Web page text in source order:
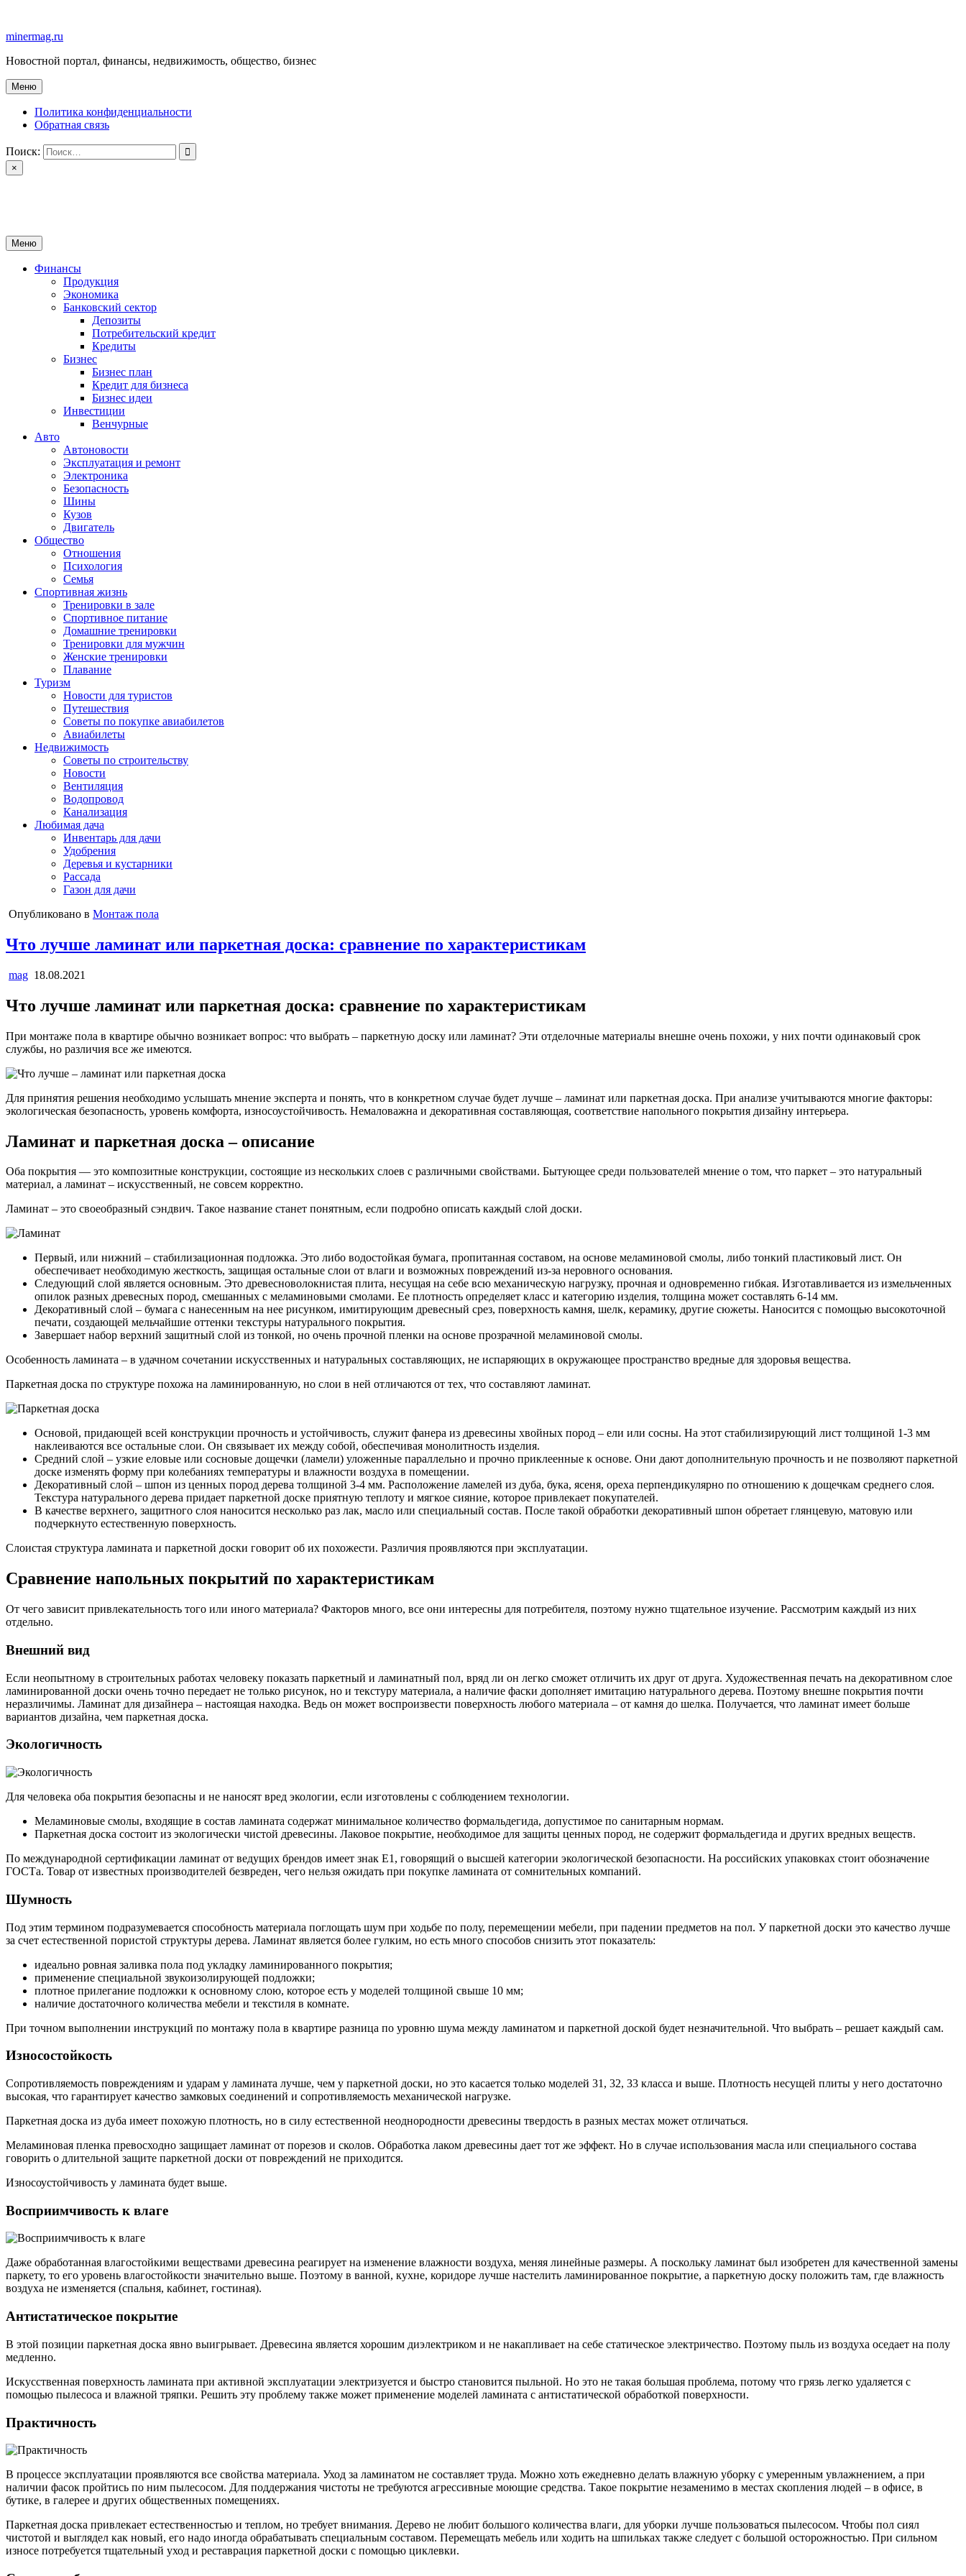
содержимому
minermag.ru
Новостной портал, финансы, недвижимость, общество, бизнес
Меню
Политика конфиденциальности
Обратная связь
Поиск:
×
Меню
Финансы
Продукция
Экономика
Банковский сектор
Депозиты
Потребительский кредит
Кредиты
Бизнес
Бизнес план
Кредит для бизнеса
Бизнес идеи
Инвестиции
Венчурные
Авто
Автоновости
Эксплуатация и ремонт
Электроника
Безопасность
Шины
Кузов
Двигатель
Общество
Отношения
Психология
Семья
Спортивная жизнь
Тренировки в зале
Спортивное питание
Домашние тренировки
Тренировки для мужчин
Женские тренировки
Плавание
Туризм
Новости для туристов
Путешествия
Советы по покупке авиабилетов
Авиабилеты
Недвижимость
Советы по строительству
Новости
Вентиляция
Водопровод
Канализация
Любимая дача
Инвентарь для дачи
Удобрения
Деревья и кустарники
Рассада
Газон для дачи
Опубликовано в Монтаж пола
Что лучше ламинат или паркетная доска: сравнение по характеристикам
mag 18.08.2021
Что лучше ламинат или паркетная доска: сравнение по характеристикам
При монтаже пола в квартире обычно возникает вопрос: что выбрать – паркетную доску или ламинат? Эти отделочные материалы внешне очень похожи, у них почти одинаковый срок
службы, но различия все же имеются.
Для принятия решения необходимо услышать мнение эксперта и понять, что в конкретном случае будет лучше – ламинат или паркетная доска. При анализе учитываются многие факторы:
экологическая безопасность, уровень комфорта, износоустойчивость. Немаловажна и декоративная составляющая, соответствие напольного покрытия дизайну интерьера.
Ламинат и паркетная доска – описание
Оба покрытия — это композитные конструкции, состоящие из нескольких слоев с различными свойствами. Бытующее среди пользователей мнение о том, что паркет – это натуральный
материал, а ламинат – искусственный, не совсем корректно.
Ламинат – это своеобразный сэндвич. Такое название станет понятным, если подробно описать каждый слой доски.
Первый, или нижний – стабилизационная подложка. Это либо водостойкая бумага, пропитанная составом, на основе меламиновой смолы, либо тонкий пластиковый лист. Он
обеспечивает необходимую жесткость, защищая остальные слои от влаги и возможных повреждений из-за неровного основания.
Следующий слой является основным. Это древесноволокнистая плита, несущая на себе всю механическую нагрузку, прочная и одновременно гибкая. Изготавливается из измельченных
опилок разных древесных пород, смешанных с меламиновыми смолами. Ее плотность определяет класс и категорию изделия, толщина может составлять 6-14 мм.
Декоративный слой – бумага с нанесенным на нее рисунком, имитирующим древесный срез, поверхность камня, шелк, керамику, другие сюжеты. Наносится с помощью высокоточной
печати, создающей мельчайшие оттенки текстуры натурального покрытия.
Завершает набор верхний защитный слой из тонкой, но очень прочной пленки на основе прозрачной меламиновой смолы.
Особенность ламината – в удачном сочетании искусственных и натуральных составляющих, не испаряющих в окружающее пространство вредные для здоровья вещества.
Паркетная доска по структуре похожа на ламинированную, но слои в ней отличаются от тех, что составляют ламинат.
Основой, придающей всей конструкции прочность и устойчивость, служит фанера из древесины хвойных пород – ели или сосны. На этот стабилизирующий лист толщиной 1-3 мм
наклеиваются все остальные слои. Он связывает их между собой, обеспечивая монолитность изделия.
Средний слой – узкие еловые или сосновые дощечки (ламели) уложенные параллельно и прочно приклеенные к основе. Они дают дополнительную прочность и не позволяют паркетной
доске изменять форму при колебаниях температуры и влажности воздуха в помещении.
Декоративный слой – шпон из ценных пород дерева толщиной 3-4 мм. Расположение ламелей из дуба, бука, ясеня, ореха перпендикулярно по отношению к дощечкам среднего слоя.
Текстура натурального дерева придает паркетной доске приятную теплоту и мягкое сияние, которое привлекает покупателей.
В качестве верхнего, защитного слоя наносится несколько раз лак, масло или специальный состав. После такой обработки декоративный шпон обретает глянцевую, матовую или
подчеркнуто естественную поверхность.
Слоистая структура ламината и паркетной доски говорит об их похожести. Различия проявляются при эксплуатации.
Сравнение напольных покрытий по характеристикам
От чего зависит привлекательность того или иного материала? Факторов много, все они интересны для потребителя, поэтому нужно тщательное изучение. Рассмотрим каждый из них
отдельно.
Внешний вид
Если неопытному в строительных работах человеку показать паркетный и ламинатный пол, вряд ли он легко сможет отличить их друг от друга. Художественная печать на декоративном слое
ламинированной доски очень точно передает не только рисунок, но и текстуру материала, а наличие фаски дополняет имитацию натурального дерева. Поэтому внешне покрытия почти
неразличимы. Ламинат для дизайнера – настоящая находка. Ведь он может воспроизвести поверхность любого материала – от камня до шелка. Получается, что ламинат имеет больше
вариантов дизайна, чем паркетная доска.
Экологичность
Для человека оба покрытия безопасны и не наносят вред экологии, если изготовлены с соблюдением технологии.
Меламиновые смолы, входящие в состав ламината содержат минимальное количество формальдегида, допустимое по санитарным нормам.
Паркетная доска состоит из экологически чистой древесины. Лаковое покрытие, необходимое для защиты ценных пород, не содержит формальдегида и других вредных веществ.
По международной сертификации ламинат от ведущих брендов имеет знак Е1, говорящий о высшей категории экологической безопасности. На российских упаковках стоит обозначение
ГОСТа. Товар от известных производителей безвреден, чего нельзя ожидать при покупке ламината от сомнительных компаний.
Шумность
Под этим термином подразумевается способность материала поглощать шум при ходьбе по полу, перемещении мебели, при падении предметов на пол. У паркетной доски это качество лучше
за счет естественной пористой структуры дерева. Ламинат является более гулким, но есть много способов снизить этот показатель:
идеально ровная заливка пола под укладку ламинированного покрытия;
применение специальной звукоизолирующей подложки;
плотное прилегание подложки к основному слою, которое есть у моделей толщиной свыше 10 мм;
наличие достаточного количества мебели и текстиля в комнате.
При точном выполнении инструкций по монтажу пола в квартире разница по уровню шума между ламинатом и паркетной доской будет незначительной. Что выбрать – решает каждый сам.
Износостойкость
Сопротивляемость повреждениям и ударам у ламината лучше, чем у паркетной доски, но это касается только моделей 31, 32, 33 класса и выше. Плотность несущей плиты у него достаточно
высокая, что гарантирует качество замковых соединений и сопротивляемость механической нагрузке.
Паркетная доска из дуба имеет похожую плотность, но в силу естественной неоднородности древесины твердость в разных местах может отличаться.
Меламиновая пленка превосходно защищает ламинат от порезов и сколов. Обработка лаком древесины дает тот же эффект. Но в случае использования масла или специального состава
говорить о длительной защите паркетной доски от повреждений не приходится.
Износоустойчивость у ламината будет выше.
Восприимчивость к влаге
Даже обработанная влагостойкими веществами древесина реагирует на изменение влажности воздуха, меняя линейные размеры. А поскольку ламинат был изобретен для качественной замены
паркету, то его уровень влагостойкости значительно выше. Поэтому в ванной, кухне, коридоре лучше настелить ламинированное покрытие, а паркетную доску положить там, где влажность
воздуха не изменяется (спальня, кабинет, гостиная).
Антистатическое покрытие
В этой позиции паркетная доска явно выигрывает. Древесина является хорошим диэлектриком и не накапливает на себе статическое электричество. Поэтому пыль из воздуха оседает на полу
медленно.
Искусственная поверхность ламината при активной эксплуатации электризуется и быстро становится пыльной. Но это не такая большая проблема, потому что грязь легко удаляется с
помощью пылесоса и влажной тряпки. Решить эту проблему также может применение моделей ламината с антистатической обработкой поверхности.
Практичность
В процессе эксплуатации проявляются все свойства материала. Уход за ламинатом не составляет труда. Можно хоть ежедневно делать влажную уборку с умеренным увлажнением, а при
наличии фасок пройтись по ним пылесосом. Для поддержания чистоты не требуются агрессивные моющие средства. Такое покрытие незаменимо в местах скопления людей – в офисе, в
бутике, в галерее и других общественных помещениях.
Паркетная доска привлекает естественностью и теплом, но требует внимания. Дерево не любит большого количества влаги, для уборки лучше пользоваться пылесосом. Чтобы пол сиял
чистотой и выглядел как новый, его надо иногда обрабатывать специальным составом. Перемещать мебель или ходить на шпильках также следует с большой осторожностью. При сильном
износе потребуется тщательный уход и реставрация паркетной доски с помощью циклевки.